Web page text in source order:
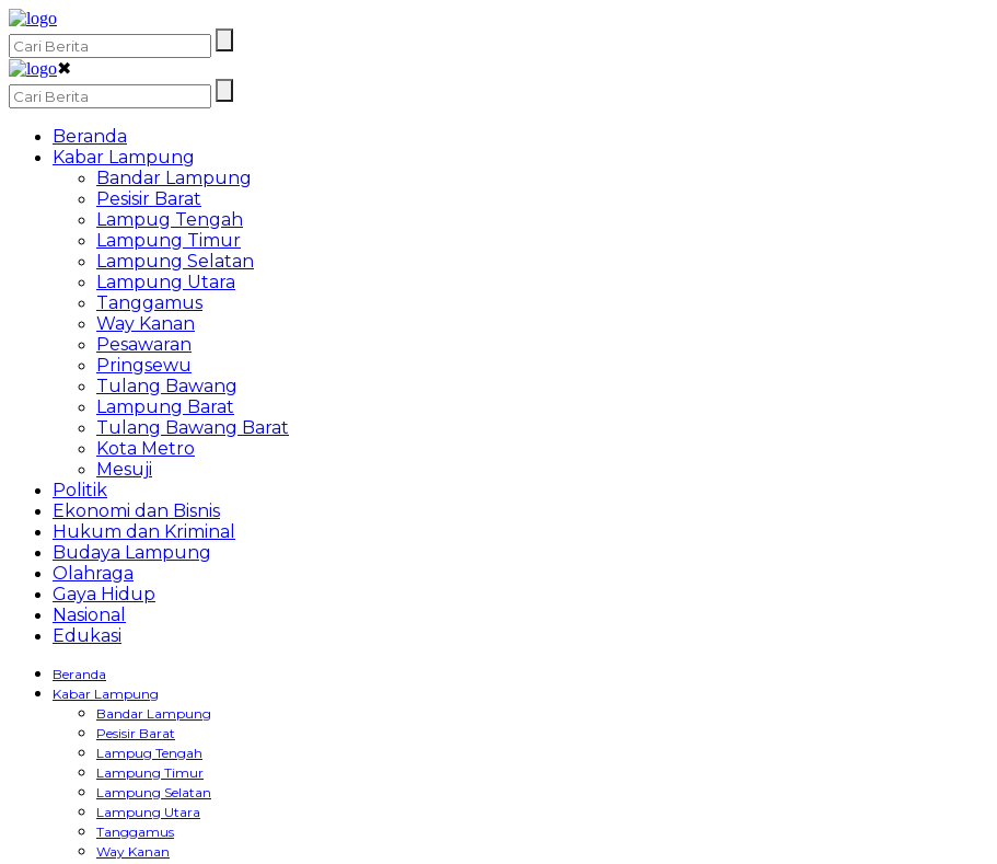
✖
Beranda
Kabar Lampung
Bandar Lampung
Pesisir Barat
Lampug Tengah
Lampung Timur
Lampung Selatan
Lampung Utara
Tanggamus
Way Kanan
Pesawaran
Pringsewu
Tulang Bawang
Lampung Barat
Tulang Bawang Barat
Kota Metro
Mesuji
Politik
Ekonomi dan Bisnis
Hukum dan Kriminal
Budaya Lampung
Olahraga
Gaya Hidup
Nasional
Edukasi
Beranda
Kabar Lampung
Bandar Lampung
Pesisir Barat
Lampug Tengah
Lampung Timur
Lampung Selatan
Lampung Utara
Tanggamus
Way Kanan